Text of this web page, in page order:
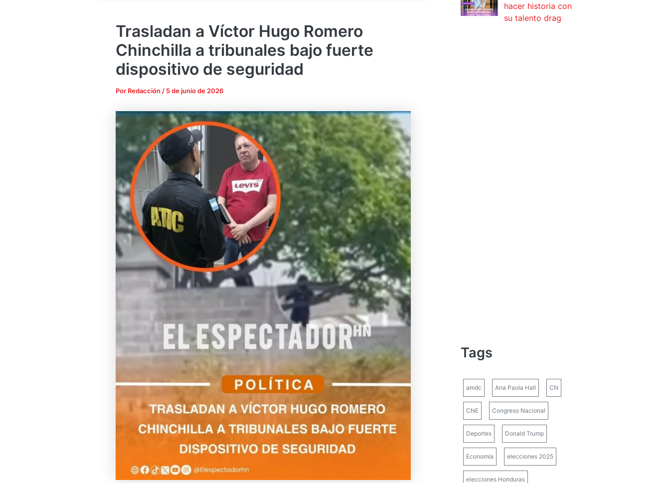
Trasladan a Víctor Hugo Romero
Chinchilla a tribunales bajo fuerte
dispositivo de seguridad
Por Redacción / 5 de junio de 2026
hacer historia con
su talento drag
Tags
amdc Ana Paola Hall CN
CNE Congreso Nacional
Deportes Donald Trump
Economía elecciones 2025
elecciones Honduras